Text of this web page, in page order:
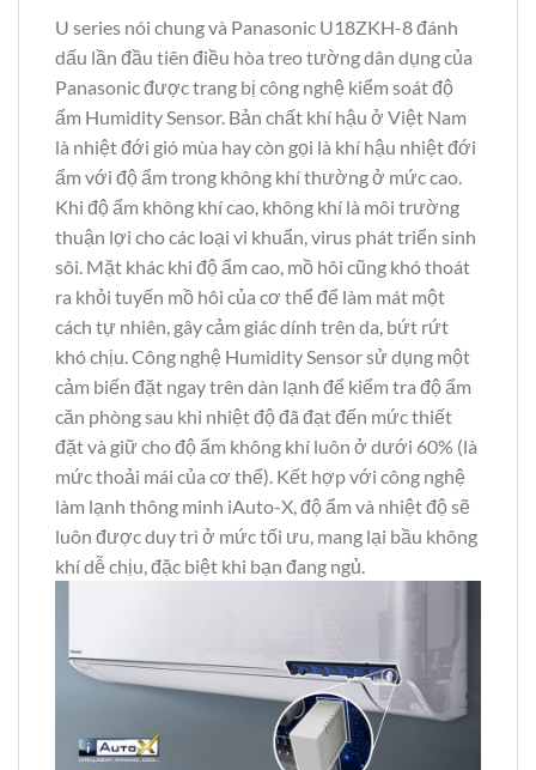
U series nói chung và Panasonic U18ZKH-8 đánh
dấu lần đầu tiên điều hòa treo tường dân dụng của
Panasonic được trang bị công nghệ kiểm soát độ
ẩm Humidity Sensor. Bản chất khí hậu ở Việt Nam
là nhiệt đới gió mùa hay còn gọi là khí hậu nhiệt đới
ẩm với độ ẩm trong không khí thường ở mức cao.
Khi độ ẩm không khí cao, không khí là môi trường
thuận lợi cho các loại vi khuẩn, virus phát triển sinh
sôi. Mặt khác khi độ ẩm cao, mồ hôi cũng khó thoát
ra khỏi tuyến mồ hôi của cơ thể để làm mát một
cách tự nhiên, gây cảm giác dính trên da, bứt rứt
khó chịu. Công nghệ Humidity Sensor sử dụng một
cảm biến đặt ngay trên dàn lạnh để kiểm tra độ ẩm
căn phòng sau khi nhiệt độ đã đạt đến mức thiết
đặt và giữ cho độ ẩm không khí luôn ở dưới 60% (là
mức thoải mái của cơ thể). Kết hợp với công nghệ
làm lạnh thông minh iAuto-X, độ ẩm và nhiệt độ sẽ
luôn được duy trì ở mức tối ưu, mang lại bầu không
khí dễ chịu, đặc biệt khi bạn đang ngủ.